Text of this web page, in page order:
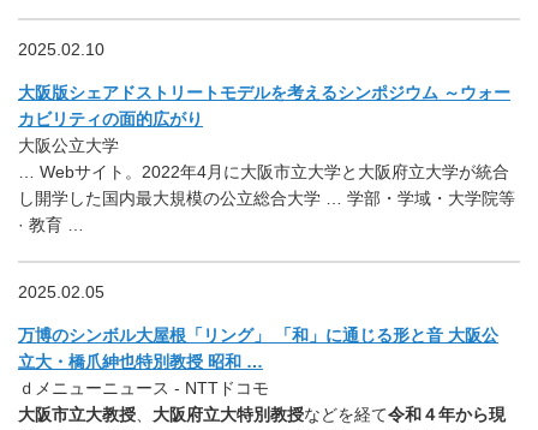
2025.02.10
大阪版シェアドストリートモデルを考えるシンポジウム ～ウォー
カビリティの面的広がり
大阪公立大学
… Webサイト。2022年4月に大阪市立大学と大阪府立大学が統合
し開学した国内最大規模の公立総合大学 … 学部・学域・大学院等
· 教育 …
2025.02.05
万博のシンボル大屋根「リング」 「和」に通じる形と音 大阪公
立大・橋爪紳也特別教授 昭和 …
ｄメニューニュース - NTTドコモ
大阪市立大教授、 大阪府立大特別教授などを経て令和４年から現